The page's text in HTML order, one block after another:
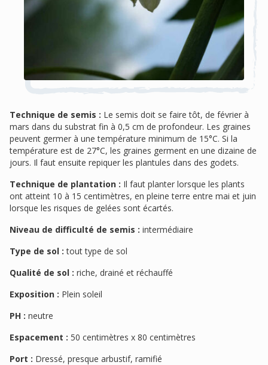
Technique de semis : Le semis doit se faire tôt, de février à
mars dans du substrat fin à 0,5 cm de profondeur. Les graines
peuvent germer à une température minimum de 15°C. Si la
température est de 27°C, les graines germent en une dizaine de
jours. Il faut ensuite repiquer les plantules dans des godets.
Technique de plantation : Il faut planter lorsque les plants
ont atteint 10 à 15 centimètres, en pleine terre entre mai et juin
lorsque les risques de gelées sont écartés.
Niveau de difficulté de semis : intermédiaire
Type de sol : tout type de sol
Qualité de sol : riche, drainé et réchauffé
Exposition : Plein soleil
PH : neutre
Espacement : 50 centimètres x 80 centimètres
Port : Dressé, presque arbustif, ramifié